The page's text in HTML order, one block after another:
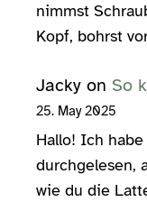
nimmst
Kopf, bohrst
Jacky on So
25. May 2025
Hallo! Ich
durchgelesen,
wie du die